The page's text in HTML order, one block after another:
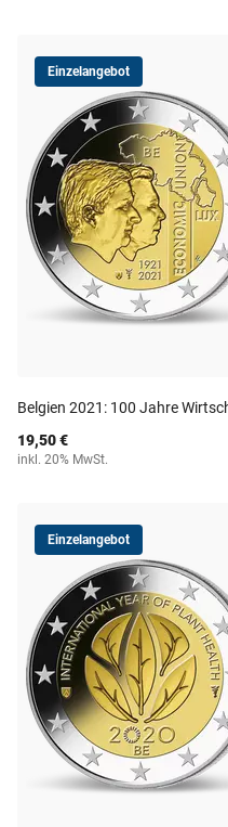
Einzelangebot
Belgien 2021: 100 Jahre
19,50 €
inkl. 20% MwSt.
Einzelangebot